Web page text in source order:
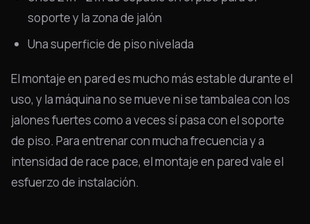
soporte y la zona de jalón
Una superficie de piso nivelada
El montaje en pared es mucho más estable durante el
uso, y la máquina no se mueve ni se tambalea con los
jalones fuertes como a veces sí pasa con el soporte
de piso. Para entrenar con mucha frecuencia y a
intensidad de race pace, el montaje en pared vale el
esfuerzo de instalación.